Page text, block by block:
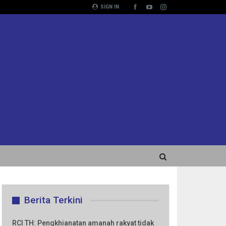
SIGN IN
Berita Terkini
RCI TH: Pengkhianatan amanah rakyat tidak